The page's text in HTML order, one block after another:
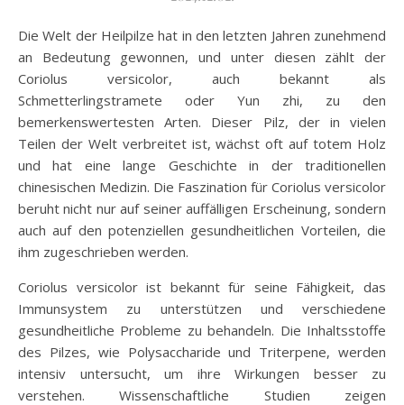
Die Welt der Heilpilze hat in den letzten Jahren zunehmend
an Bedeutung gewonnen, und unter diesen zählt der
Coriolus versicolor, auch bekannt als
Schmetterlingstramete oder Yun zhi, zu den
bemerkenswertesten Arten. Dieser Pilz, der in vielen
Teilen der Welt verbreitet ist, wächst oft auf totem Holz
und hat eine lange Geschichte in der traditionellen
chinesischen Medizin. Die Faszination für Coriolus versicolor
beruht nicht nur auf seiner auffälligen Erscheinung, sondern
auch auf den potenziellen gesundheitlichen Vorteilen, die
ihm zugeschrieben werden.
Coriolus versicolor ist bekannt für seine Fähigkeit, das
Immunsystem zu unterstützen und verschiedene
gesundheitliche Probleme zu behandeln. Die Inhaltsstoffe
des Pilzes, wie Polysaccharide und Triterpene, werden
intensiv untersucht, um ihre Wirkungen besser zu
verstehen. Wissenschaftliche Studien zeigen